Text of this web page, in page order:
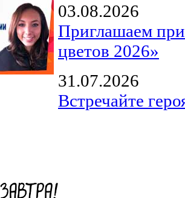
03.08.2026
Приглашаем
цветов 2026»
31.07.2026
Встречайте